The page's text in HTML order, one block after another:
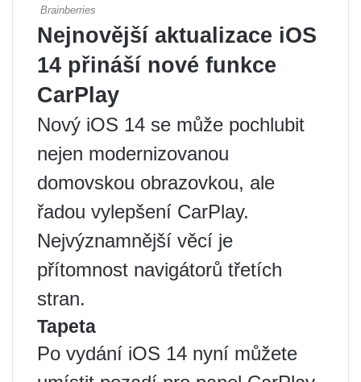
Nejnovější aktualizace iOS
14 přináší nové funkce
CarPlay
Nový iOS 14 se může pochlubit
nejen modernizovanou
domovskou obrazovkou, ale
řadou vylepšení CarPlay.
Nejvýznamnější věcí je
přítomnost navigátorů třetích
stran.
Tapeta
Po vydání iOS 14 nyní můžete